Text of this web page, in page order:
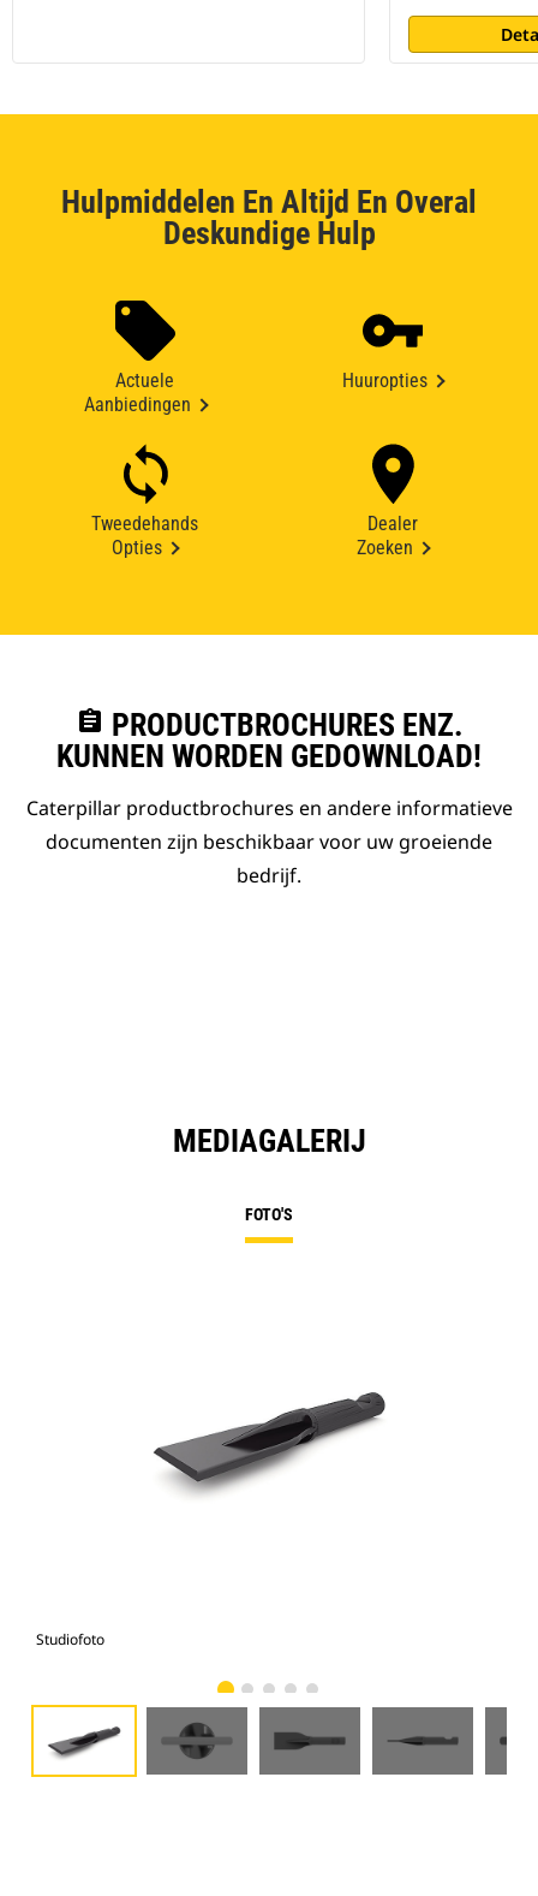
Hulpmiddelen En Altijd En Overal
Deskundige Hulp
Actuele
Aanbiedingen
Huuropties
Tweedehands
Opties
Dealer
Zoeken
assignment PRODUCTBROCHURES ENZ.
KUNNEN WORDEN GEDOWNLOAD!
Caterpillar productbrochures en andere informatieve
documenten zijn beschikbaar voor uw groeiende
bedrijf.
MEDIAGALERIJ
FOTO'S
Studiofoto